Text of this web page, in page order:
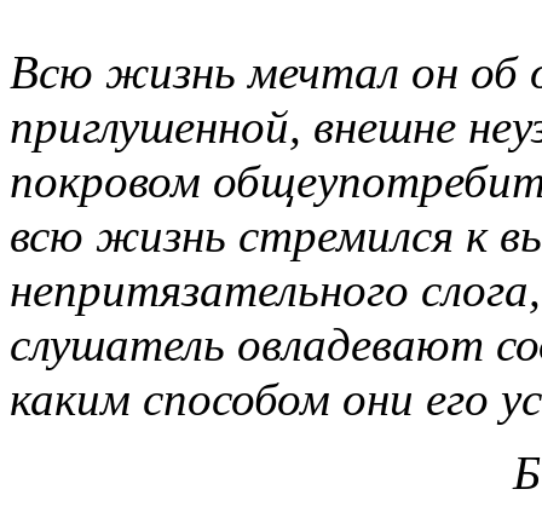
Всю жизнь мечтал он об
приглушенной, внешне
покровом
всю жизнь стремился к
непритязательного
слушатель овладевают
каким способом они его